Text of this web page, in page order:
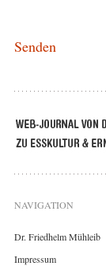
NAVIGATION
Dr. Friedhelm Mühleib
Impressum